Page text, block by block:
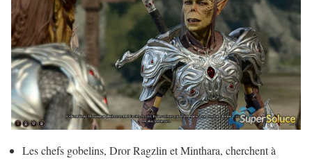
Les chefs gobelins, Dror Ragzlin et Minthara, cherchent à